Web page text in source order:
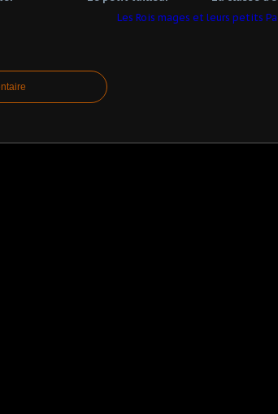
Les Rois mages et leurs petits